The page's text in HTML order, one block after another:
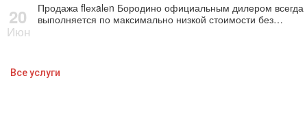
20
Июн
Продажа flехalеn Бородино официальным дилером всегда
выполняется по максимально низкой стоимости без…
Все услуги